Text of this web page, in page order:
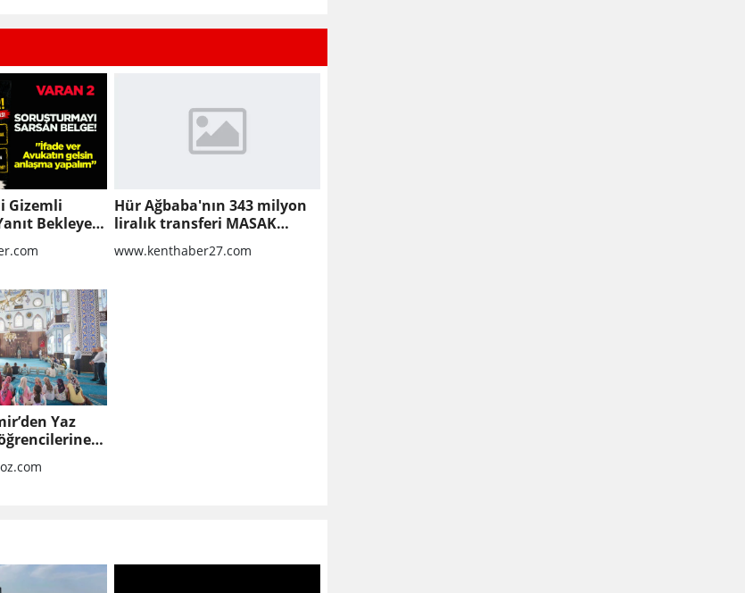
Gizemli
Bekleyen
Hür Ağbaba'nın 343 milyon
liralık transferi MASAK
raporunda!
www.kenthaber27.com
Yaz